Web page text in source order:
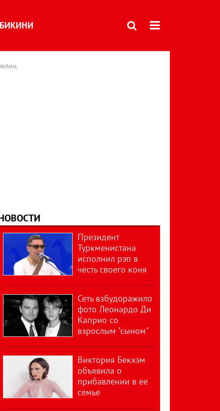
БИКИНИ
Президент
Туркменистана
исполнил рэп в
честь своего коня
Сеть взбудоражило
фото Леонардо Ди
Каприо со
взрослым "сыном"
Виктория Бекхэм
объявила о
прибавлении в ее
семье